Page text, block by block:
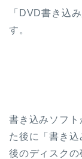
「DVD書き込
す。
書き込みソフ
た後に「書き
後のディスクの